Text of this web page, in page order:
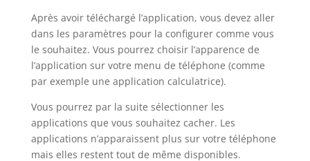
Après avoir téléchargé l’application, vous devez aller
dans les paramètres pour la configurer comme vous
le souhaitez. Vous pourrez choisir l’apparence de
l’application sur votre menu de téléphone (comme
par exemple une application calculatrice).
Vous pourrez par la suite sélectionner les
applications que vous souhaitez cacher. Les
applications n’apparaissent plus sur votre téléphone
mais elles restent tout de même disponibles.